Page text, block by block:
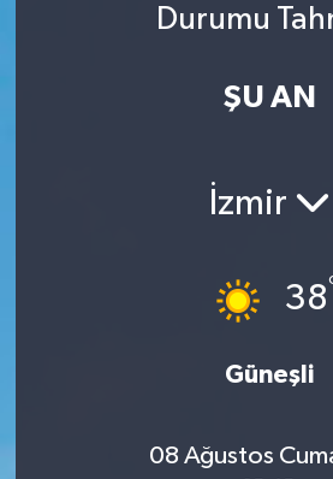
Durumu
ŞU AN
İzmir
38
Güneşli
08 Ağustos